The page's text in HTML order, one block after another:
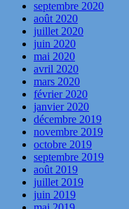
septembre 2020
août 2020
juillet 2020
juin 2020
mai 2020
avril 2020
mars 2020
février 2020
janvier 2020
décembre 2019
novembre 2019
octobre 2019
septembre 2019
août 2019
juillet 2019
juin 2019